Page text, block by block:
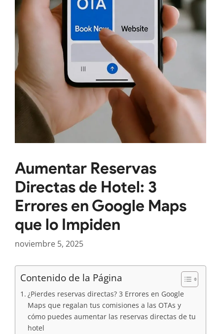
Aumentar Reservas
Directas de Hotel: 3
Errores en Google Maps
que lo Impiden
noviembre 5, 2025
Contenido de la Página
¿Pierdes reservas directas? 3 Errores en Google
Maps que regalan tus comisiones a las OTAs y
cómo puedes aumentar las reservas directas de tu
hotel